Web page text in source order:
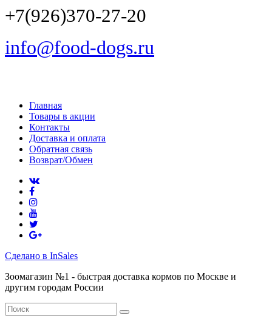
+7(926)370-27-20
info@food-dogs.ru
Главная
Товары в акции
Контакты
Доставка и оплата
Обратная связь
Возврат/Обмен
Сделано в InSales
Зоомагазин №1 - быстрая доставка кормов по Москве и
другим городам России